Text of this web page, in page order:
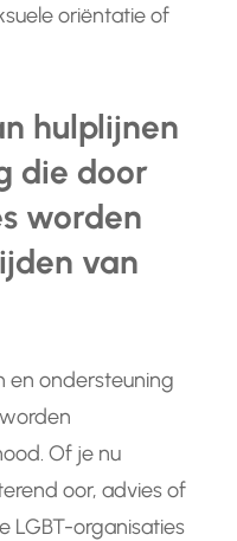
oriëntatie of
hulplijnen
die door
worden
van
en ondersteuning
Of je nu
oor, advies of
LGBT-organisaties